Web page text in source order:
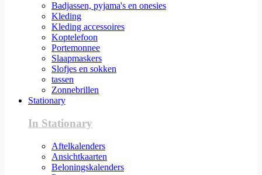
Badjassen, pyjama's en onesies
Kleding
Kleding accessoires
Koptelefoon
Portemonnee
Slaapmaskers
Slofjes en sokken
tassen
Zonnebrillen
Stationary
In Stationary
Aftelkalenders
Ansichtkaarten
Beloningskalenders